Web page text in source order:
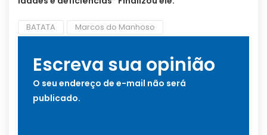
BATATA Marcos do Manhoso
Escreva sua opinião
O seu endereço de e-mail não será
publicado.